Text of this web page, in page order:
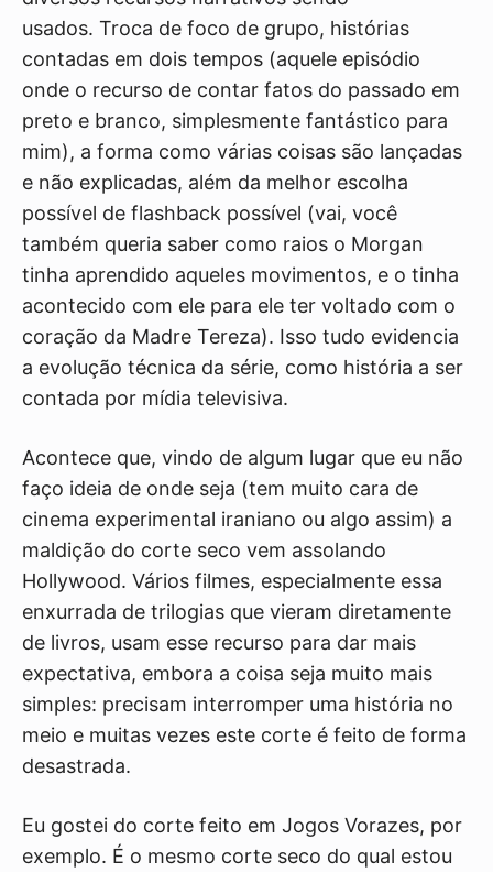
usados. Troca de foco de grupo, histórias
contadas em dois tempos (aquele episódio
onde o recurso de contar fatos do passado em
preto e branco, simplesmente fantástico para
mim), a forma como várias coisas são lançadas
e não explicadas, além da melhor escolha
possível de flashback possível (vai, você
também queria saber como raios o Morgan
tinha aprendido aqueles movimentos, e o tinha
acontecido com ele para ele ter voltado com o
coração da Madre Tereza). Isso tudo evidencia
a evolução técnica da série, como história a ser
contada por mídia televisiva.
Acontece que, vindo de algum lugar que eu não
faço ideia de onde seja (tem muito cara de
cinema experimental iraniano ou algo assim) a
maldição do corte seco vem assolando
Hollywood. Vários filmes, especialmente essa
enxurrada de trilogias que vieram diretamente
de livros, usam esse recurso para dar mais
expectativa, embora a coisa seja muito mais
simples: precisam interromper uma história no
meio e muitas vezes este corte é feito de forma
desastrada.
Eu gostei do corte feito em Jogos Vorazes, por
exemplo. É o mesmo corte seco do qual estou